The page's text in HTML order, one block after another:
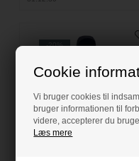
Cookie
Vi bruger cookies til
bruger informationen til
videre, accepterer du
Læs mere
-20%